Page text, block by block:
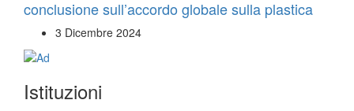
conclusione sull’accordo globale sulla plastica
3 Dicembre 2024
Istituzioni